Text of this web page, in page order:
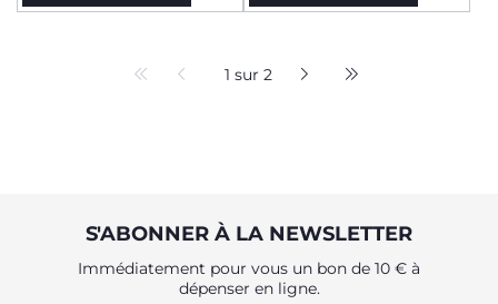
1 sur 2
S'ABONNER À LA NEWSLETTER
Immédiatement pour vous un bon de 10 € à
dépenser en ligne.